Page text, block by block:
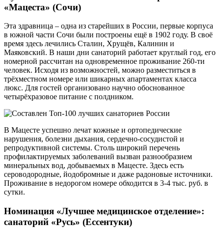
«Мацеста» (Сочи)
Эта здравница – одна из старейших в России, первые корпуса
в южной части Сочи были построены ещё в 1902 году. В своё
время здесь лечились Сталин, Хрущёв, Калинин и
Маяковский. В наши дни санаторий работает круглый год, его
номерной рассчитан на одновременное проживание 260-ти
человек. Исходя из возможностей, можно разместиться в
трёхместном номере или шикарных апартаментах класса
люкс. Для гостей организовано научно обоснованное
четырёхразовое питание с полдником.
В Мацесте успешно лечат кожные и ортопедические
нарушения, болезни дыхания, сердечно-сосудистой и
репродуктивной системы. Столь широкий перечень
профилактируемых заболеваний вызван разнообразием
минеральных вод, добываемых в Мацесте. Здесь есть
сероводородные, йодобромные и даже радоновые источники.
Проживание в недорогом номере обходится в 3-4 тыс. руб. в
сутки.
Номинация «Лучшее медицинское отделение»:
санаторий «Русь» (Ессентуки)